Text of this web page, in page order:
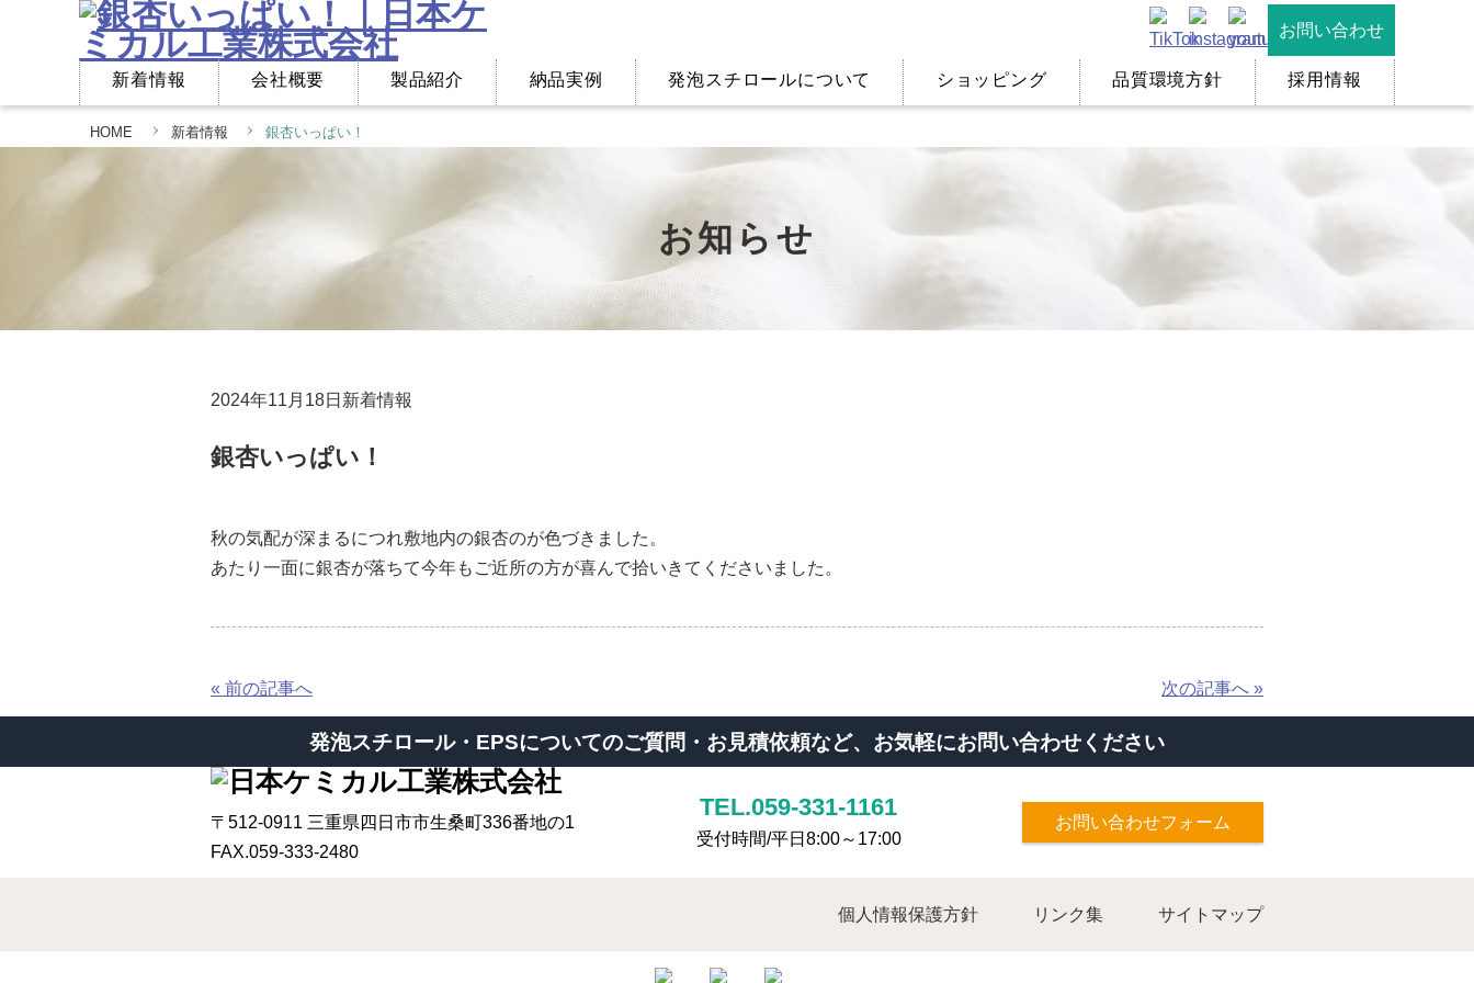
お問い合わせ
新着情報 会社概要 製品紹介 納品実例 発泡スチロールについて ショッピング 品質環境方針 採用情報
HOME 新着情報 銀杏いっぱい！
お知らせ
2024年11月18日 新着情報
銀杏いっぱい！
秋の気配が深まるにつれ敷地内の銀杏のが色づきました。
あたり一面に銀杏が落ちて今年もご近所の方が喜んで拾いきてくださいました。
« 前の記事へ 次の記事へ »
発泡スチロール・EPSについてのご質問・お見積依頼など、 お気軽にお問い合わせください
〒512-0911 三重県四日市市生桑町336番地の1
FAX.059-333-2480
TEL.059-331-1161
受付時間/平日8:00～17:00
お問い合わせフォーム
個人情報保護方針 リンク集 サイトマップ